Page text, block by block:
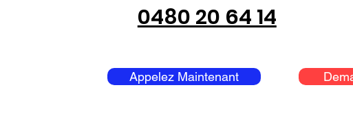
0480 20 64 14
Appelez Maintenant